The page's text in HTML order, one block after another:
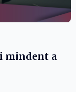
mindent a